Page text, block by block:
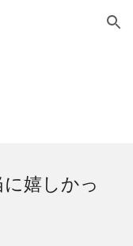
Skip to navigation
嬉しかっ